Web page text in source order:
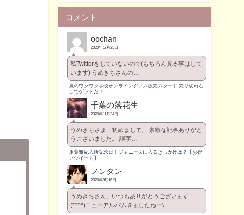
コメント
oochan
2020年12月25日
私Twitterをしていないので(もちろん見る事はして
います) うめきちさんの…
嵐のワクワク学校オンライングッズ販売スタート 売り切れな
しでゲットだ！
千葉の落花生
2020年11月24日
うめきちさま 初めまして。 素敵な記事ありがと
うございました。 誤字…
相葉雅紀入所記念日！ジャニーズに入るきっかけは？【お祝
いツイート】
ノンタン
2020年9月16日
うめきちさん、いつもありがとうございます
(*^^*)ニューアルバムきましたねー\…